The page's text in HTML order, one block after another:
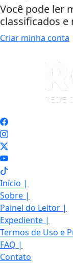
Você pode ler
classificados
Criar minha conta
Início |
Sobre |
Painel do Leitor |
Expediente |
Termos de Uso e
FAQ |
Contato